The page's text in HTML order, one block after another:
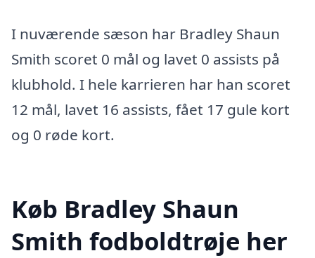
I nuværende sæson har Bradley Shaun
Smith scoret 0 mål og lavet 0 assists på
klubhold. I hele karrieren har han scoret
12 mål, lavet 16 assists, fået 17 gule kort
og 0 røde kort.
Køb Bradley Shaun
Smith fodboldtrøje her